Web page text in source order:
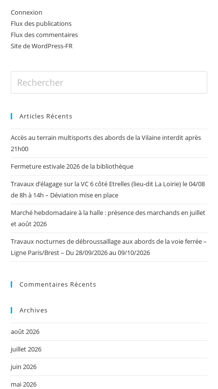
Connexion
Flux des publications
Flux des commentaires
Site de WordPress-FR
Articles Récents
Accès au terrain multisports des abords de la Vilaine interdit après
21h00
Fermeture estivale 2026 de la bibliothèque
Travaux d’élagage sur la VC 6 côté Etrelles (lieu-dit La Loirie) le 04/08
de 8h à 14h – Déviation mise en place
Marché hebdomadaire à la halle : présence des marchands en juillet
et août 2026
Travaux nocturnes de débroussaillage aux abords de la voie ferrée –
Ligne Paris/Brest – Du 28/09/2026 au 09/10/2026
Commentaires Récents
Archives
août 2026
juillet 2026
juin 2026
mai 2026